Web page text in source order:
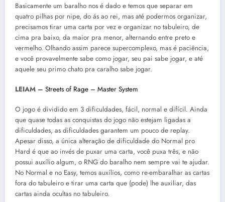
Basicamente um baralho nos é dado e temos que separar em
quatro pilhas por nipe, do ás ao rei, mas até podermos organizar,
precisamos tirar uma carta por vez e organizar no tabuleiro, de
cima pra baixo, da maior pra menor, alternando entre preto e
vermelho. Olhando assim parece supercomplexo, mas é paciência,
e você provavelmente sabe como jogar, seu pai sabe jogar, e até
aquele seu primo chato pra caralho sabe jogar.
LEIAM – Streets of Rage – Master System
O jogo é dividido em 3 dificuldades, fácil, normal e difícil. Ainda
que quase todas as conquistas do jogo não estejam ligadas a
dificuldades, as dificuldades garantem um pouco de replay.
Apesar disso, a única alteração de dificuldade do Normal pro
Hard é que ao invés de puxar uma carta, você puxa três, e não
possui auxílio algum, o RNG do baralho nem sempre vai te ajudar.
No Normal e no Easy, temos auxílios, como re-embaralhar as cartas
fora do tabuleiro e tirar uma carta que (pode) lhe auxiliar, das
cartas ainda ocultas no tabuleiro.